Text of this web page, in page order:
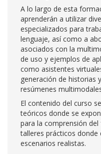
A lo largo de esta
aprenderán a utilizar
especializados para
lenguaje, así como a
asociados con la
de uso y ejemplos de
como asistentes
generación de historias
resúmenes
El contenido del curso
teóricos donde se
para la comprensión
talleres prácticos
escenarios realistas.